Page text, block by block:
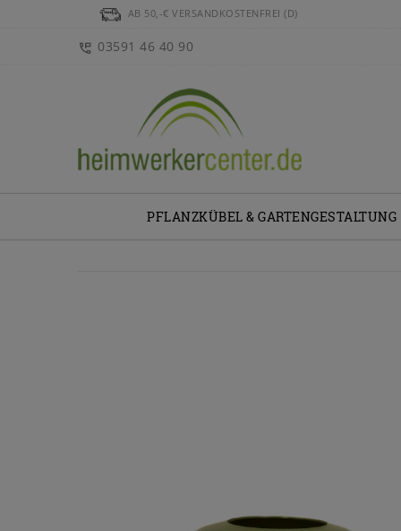
AB 50,-€ VERSANDKOSTENFREI (D)
03591 46 40 90
PFLANZKÜBEL & GARTENGESTALTUNG